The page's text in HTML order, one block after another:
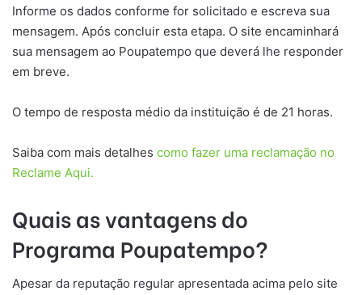
Informe os dados conforme for solicitado e escreva sua
mensagem. Após concluir esta etapa. O site encaminhará
sua mensagem ao Poupatempo que deverá lhe responder
em breve.
O tempo de resposta médio da instituição é de 21 horas.
Saiba com mais detalhes como fazer uma reclamação no
Reclame Aqui.
Quais as vantagens do
Programa Poupatempo?
Apesar da reputação regular apresentada acima pelo site